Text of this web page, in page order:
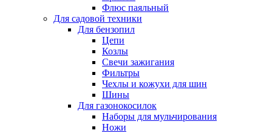
Флюс паяльный
Для садовой техники
Для бензопил
Цепи
Козлы
Свечи зажигания
Фильтры
Чехлы и кожухи для шин
Шины
Для газонокосилок
Наборы для мульчирования
Ножи